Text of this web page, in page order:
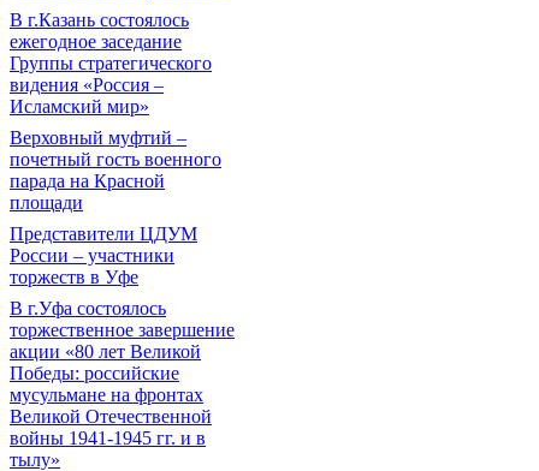
В г.Казань состоялось
ежегодное заседание
Группы стратегического
видения «Россия –
Исламский мир»
Верховный муфтий –
почетный гость военного
парада на Красной
площади
Представители ЦДУМ
России – участники
торжеств в Уфе
В г.Уфа состоялось
торжественное завершение
акции «80 лет Великой
Победы: российские
мусульмане на фронтах
Великой Отечественной
войны 1941-1945 гг. и в
тылу»